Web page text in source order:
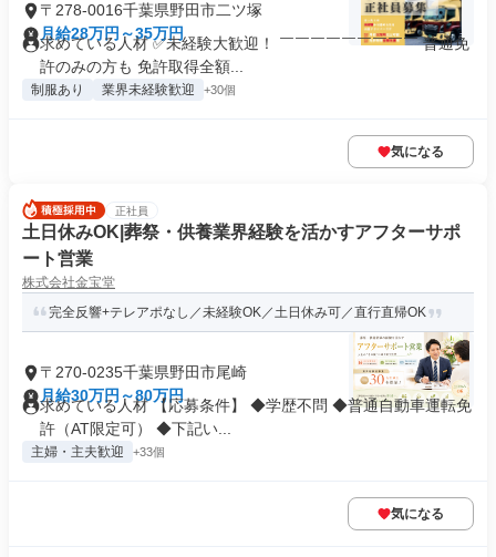
〒278-0016千葉県野田市二ツ塚
月給28万円～35万円
求めている人材 ✅未経験大歓迎！ ￣￣￣￣￣￣￣￣￣ 普通免
許のみの方も 免許取得全額...
制服あり 業界未経験歓迎 +30個
気になる
正社員
土日休みOK|葬祭・供養業界経験を活かすアフターサポ
ート営業
株式会社金宝堂
完全反響+テレアポなし／未経験OK／土日休み可／直行直帰OK
〒270-0235千葉県野田市尾崎
月給30万円～80万円
求めている人材 【応募条件】 ◆学歴不問 ◆普通自動車運転免
許（AT限定可） ◆下記い...
主婦・主夫歓迎 +33個
気になる